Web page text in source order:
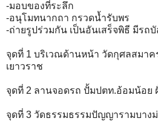
-มอบของที่ระลึก
​-อนุโมทนากถา กรวดน้ำรับพร
-ถ่ายรูปร่วมกัน เป็นอันเสร็จพิธี มีรถ
จุดที่ 1 บริเวณด้านหน้า วัดกุศลสมา
เยาวราช
จุดที่ 2 ลานจอดรถ ปั้มปตท.อ้อมน้อย
จุดที่ 3 วัดธรรมธรรมปัญญารามบาง